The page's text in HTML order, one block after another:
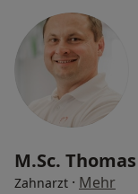
M.Sc.
Zahnarzt · Mehr